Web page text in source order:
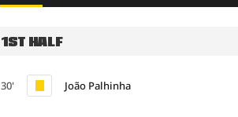
1ST HALF
30' João Palhinha